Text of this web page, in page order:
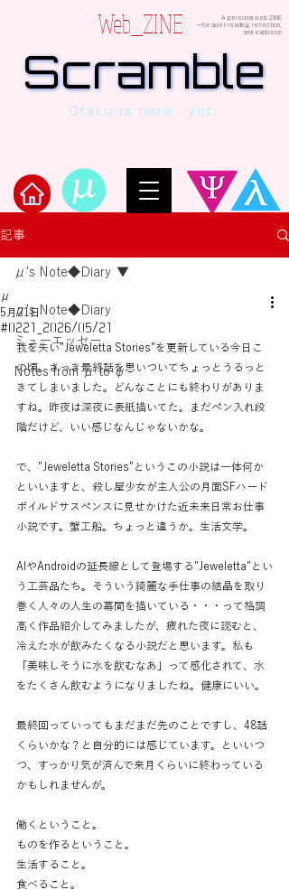
Web_ZINE
A personal web ZINE
ーfor quiet reading, reflection,
and explosion
Scramble
Scramble
human, written in verses beyond the
Otaku is here , yet.
記事
μ's Note◆Diary
ミューエッセー
Notes from μ to ψ
μ's Note◆Diary
#0221_2026/05/21
μ
5月21日
我を失い"Jeweletta Stories"を更新している今日こ
の頃。さっき最終話を思いついてちょっとうるっと
きてしまいました。どんなことにも終わりがありま
すね。昨夜は深夜に表紙描いてた。まだペン入れ段
階だけど、いい感じなんじゃないかな。
で、"Jeweletta Stories"というこの小説は一体何か
といいますと、殺し屋少女が主人公の月面SFハード
ボイルドサスペンスに見せかけた近未来日常お仕事
小説です。蟹工船。ちょっと違うか。生活文学。
AIやAndroidの延長線として登場する"Jeweletta"とい
う工芸品たち。そういう綺麗な手仕事の結晶を取り
巻く人々の人生の幕間を描いている・・・って格調
高く作品紹介してみましたが、疲れた夜に読むと、
冷えた水が飲みたくなる小説だと思います。私も
「美味しそうに水を飲むなあ」って感化されて、水
をたくさん飲むようになりましたね。健康にいい。
最終回っていってもまだまだ先のことですし、48話
くらいかな？と自分的には感じています。といいつ
つ、すっかり気が済んで来月くらいに終わっている
かもしれませんが。
働くということ。
ものを作るということ。
生活すること。
食べること。